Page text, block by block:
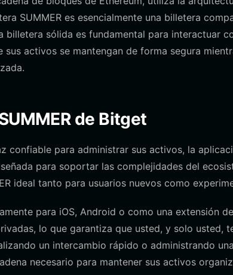
SUMMER es esencialmente una billetera
billetera sólida es fundamental para interactuar
sus activos se mantengan de forma segura
de Bitget
confiable para administrar sus activos, la
para soportar las complejidades del
ideal tanto para usuarios nuevos como
para iOS, Android o como una extensión
lo que garantiza que usted, y solo usted,
un intercambio rápido o administrando
necesario para mantener sus activos